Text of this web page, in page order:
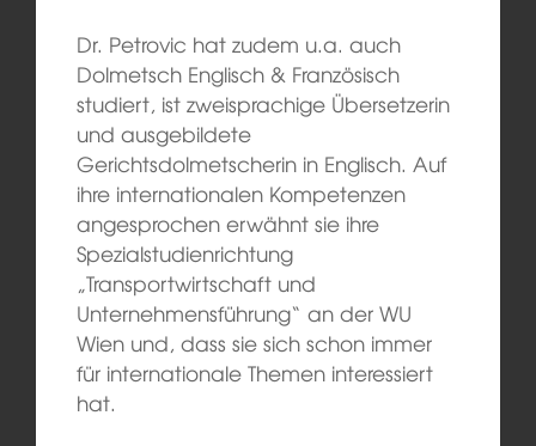
Dr. Petrovic hat zudem u.a. auch
Dolmetsch Englisch & Französisch
studiert, ist zweisprachige Übersetzerin
und ausgebildete
Gerichtsdolmetscherin in Englisch. Auf
ihre internationalen Kompetenzen
angesprochen erwähnt sie ihre
Spezialstudienrichtung
„Transportwirtschaft und
Unternehmensführung“ an der WU
Wien und, dass sie sich schon immer
für internationale Themen interessiert
hat.